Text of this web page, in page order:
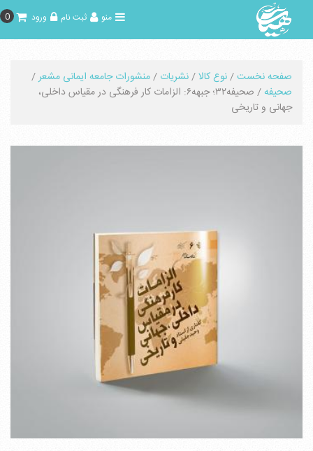
0 ورود ثبت نام منو
صفحه نخست/نوع کالا/نشریات /منشورات جامعه ایمانی مشعر/
صحیفه
/ صحیفه۳۲؛ جبهه۶: الزامات کار فرهنگی در مقیاس داخلی،
جهانی و تاریخی